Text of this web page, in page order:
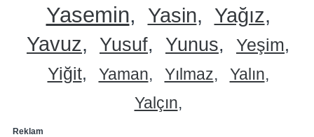
Yasemin
Yasin
Yağız
Yavuz
Yusuf Yunus
Yeşim
Yiğit
Yaman Yılmaz
Yalın
Yalçın
Reklam